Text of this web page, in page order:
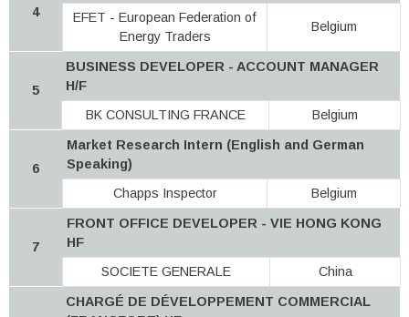
4
EFET - European Federation of
Energy Traders
Belgium
5
BUSINESS DEVELOPER - ACCOUNT MANAGER
H/F
BK CONSULTING FRANCE
Belgium
6
Market Research Intern (English and German
Speaking)
Chapps Inspector
Belgium
7
FRONT OFFICE DEVELOPER - VIE HONG KONG
HF
SOCIETE GENERALE
China
CHARGÉ DE DÉVELOPPEMENT COMMERCIAL